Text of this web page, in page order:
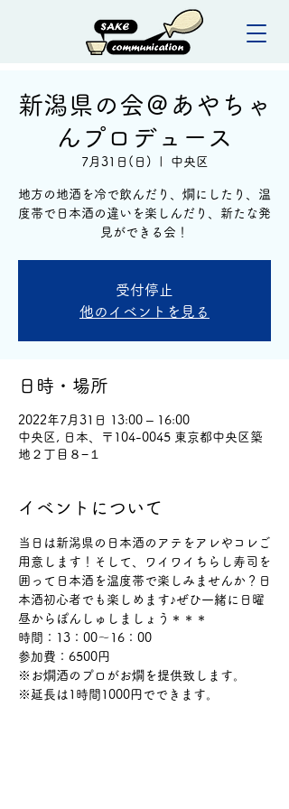
新潟県の会＠あやちゃ
んプロデュース
7月31日(日) 中央区
地方の地酒を冷で飲んだり、燗にしたり、温
度帯で日本酒の違いを楽しんだり、新たな発
見ができる会！
受付停止
他のイベントを見る
日時・場所
2022年7月31日 13:00 – 16:00
中央区, 日本、〒104-0045 東京都中央区築
地２丁目８−１
イベントについて
当日は新潟県の日本酒のアテをアレやコレご
用意します！そして、ワイワイちらし寿司を
囲って日本酒を温度帯で楽しみませんか？日
本酒初心者でも楽しめます♪ぜひ一緒に日曜
昼からぽんしゅしましょう＊＊＊
時間：13：00～16：00
参加費：6500円
※お燗酒のプロがお燗を提供致します。
※延長は1時間1000円でできます。